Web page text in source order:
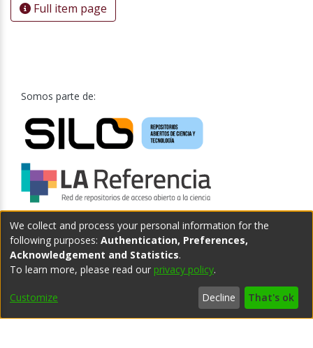
Full item page
Somos parte de:
Teléfono central:
We collect and process your personal information for the
following purposes: Authentication, Preferences,
Acknowledgement and Statistics.
To learn more, please read our privacy policy.
Customize Decline That's ok